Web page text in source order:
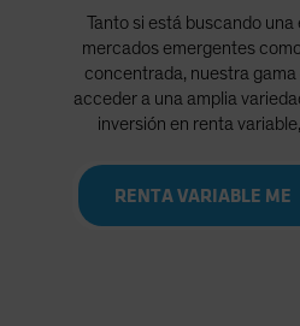
Tanto si está buscando
mercados emergentes
concentrada, nuestra
acceder a una amplia
inversión en renta
RENTA VARIABLE ME